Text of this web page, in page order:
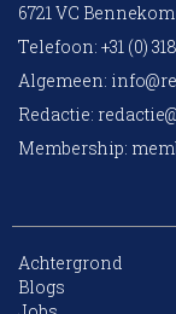
6721 VC Bennekom
Telefoon: +31 (0)
Algemeen:
Redactie:
Membership:
Achtergrond
Blogs